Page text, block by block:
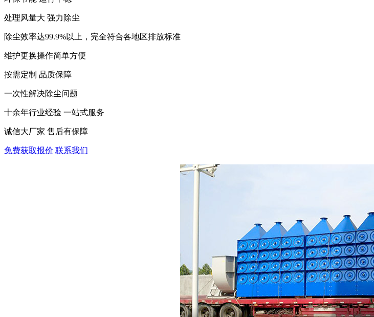
处理风量大 强力除尘
除尘效率达99.9%以上，完全符合各地区排放标准
维护更换操作简单方便
按需定制 品质保障
一次性解决除尘问题
十余年行业经验 一站式服务
诚信大厂家 售后有保障
免费获取报价 联系我们